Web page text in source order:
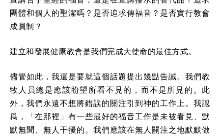
團體和個人的聖潔嗎？是否追求傳福音？是否實行教會
成員制？
建立和發展健康教會是我們完成大使命的最佳方式。
儘管如此，我還是要就這個話題提出幾點告誡。我們教
牧人員總是應該盼望所看不見的，而不是所見的。此
外，我們永遠不想將錯誤的關注引到神的工作上。我認
爲，「在那裡」有一些最好的福音工作是未被看見、默
默無聞、無人干擾的。我們應該在無人關注之地默默做